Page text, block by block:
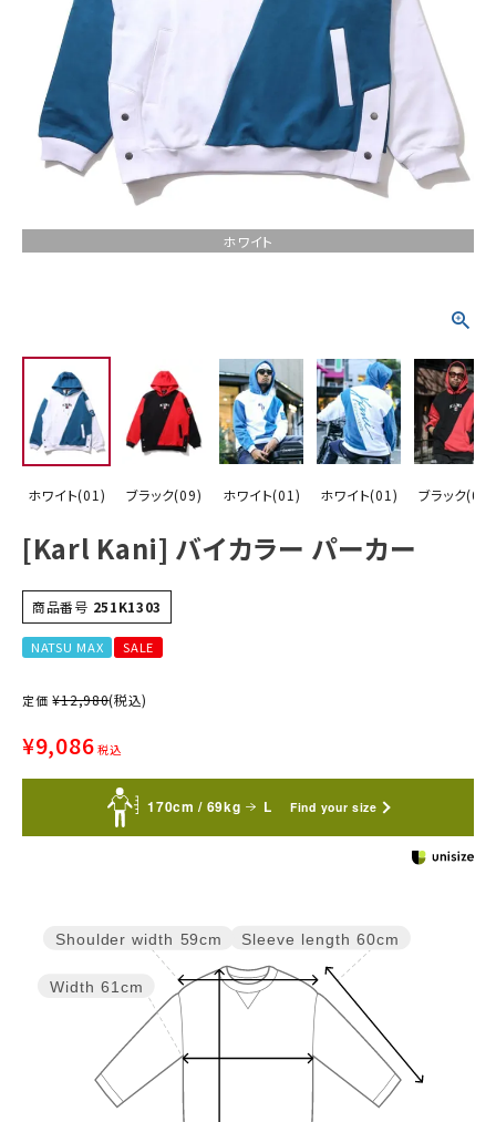
ニュース・特集
ランキング
お問い合わせ
ホワイト
ホワイト(01) ブラック(09) ホワイト(01) ホワイト(01) ブラック(09)
[Karl Kani] バイカラー パーカー
商品番号 251K1303
NATSU MAX SALE
定価 ¥12,980(税込)
¥9,086 税込
170cm / 69kg L Find your size
Sleeve length 60cm
Width 61cm
Shoulder width 59cm